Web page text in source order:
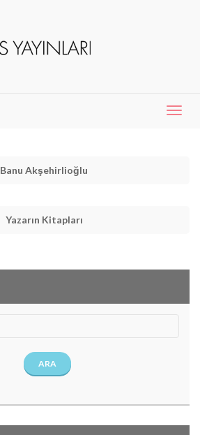
Banu Akşehirlioğlu
Yazarın Kitapları
ARA